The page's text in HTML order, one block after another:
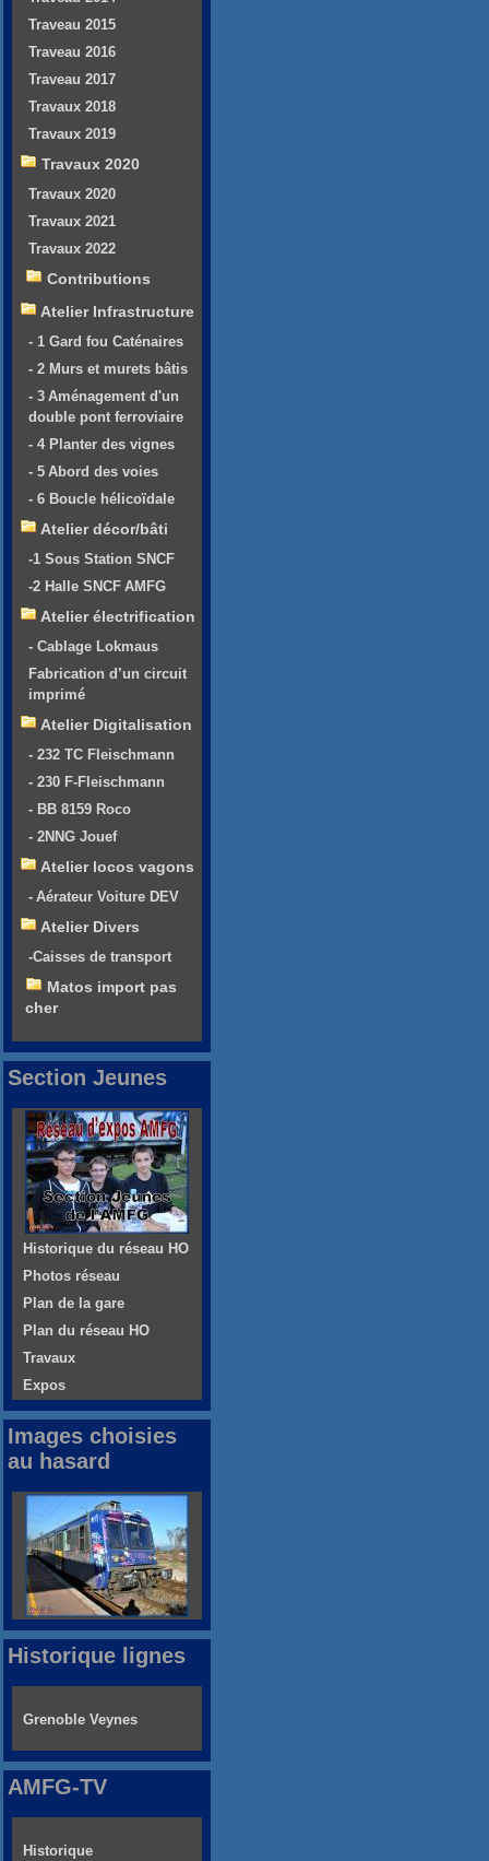
Traveau 2015
Traveau 2016
Traveau 2017
Travaux 2018
Travaux 2019
Travaux 2020
Travaux 2020
Travaux 2021
Travaux 2022
Contributions
Atelier Infrastructure
- 1 Gard fou Caténaires
- 2 Murs et murets bâtis
- 3 Aménagement d'un
double pont ferroviaire
- 4 Planter des vignes
- 5 Abord des voies
- 6 Boucle hélicoïdale
Atelier décor/bâti
-1 Sous Station SNCF
-2 Halle SNCF AMFG
Atelier électrification
- Cablage Lokmaus
Fabrication d’un circuit
imprimé
Atelier Digitalisation
- 232 TC Fleischmann
- 230 F-Fleischmann
- BB 8159 Roco
- 2NNG Jouef
Atelier locos vagons
- Aérateur Voiture DEV
Atelier Divers
-Caisses de transport
Matos import pas
cher
Section Jeunes
Historique du réseau HO
Photos réseau
Plan de la gare
Plan du réseau HO
Travaux
Expos
Images choisies
au hasard
Historique lignes
Grenoble Veynes
AMFG-TV
Historique